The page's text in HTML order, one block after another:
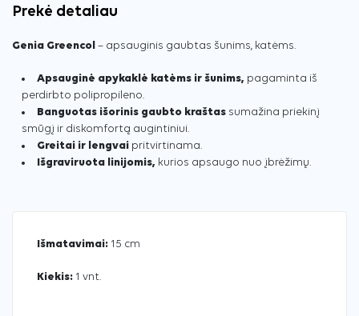
Prekė detaliau
Genia Greencol – apsauginis gaubtas šunims, katėms.
Apsauginė apykaklė katėms ir šunims, pagaminta iš
perdirbto polipropileno.
Banguotas išorinis gaubto kraštas sumažina priekinį
smūgį ir diskomfortą augintiniui.
Greitai ir lengvai pritvirtinama.
Išgraviruota linijomis, kurios apsaugo nuo įbrėžimų.
Išmatavimai: 15 cm
Kiekis: 1 vnt.